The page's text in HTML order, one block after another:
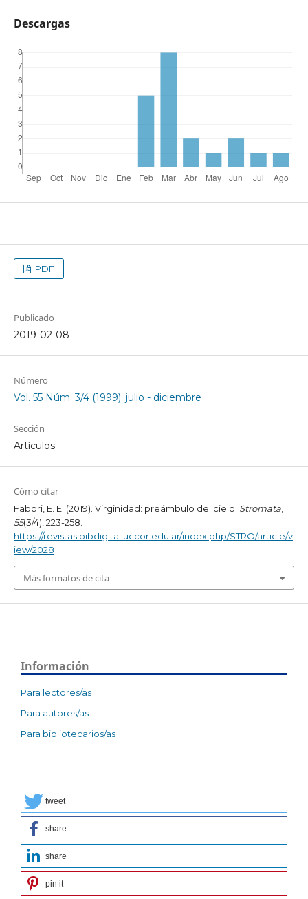
Descargas
PDF
Publicado
2019-02-08
Número
Vol. 55 Núm. 3/4 (1999): julio - diciembre
Sección
Artículos
Cómo citar
Fabbri, E. E. (2019). Virginidad: preámbulo del cielo. Stromata,
55(3/4), 223-258.
https://revistas.bibdigital.uccor.edu.ar/index.php/STRO/article/v
iew/2028
Más formatos de cita
Información
Para lectores/as
Para autores/as
Para bibliotecarios/as
tweet
share
share
pin it